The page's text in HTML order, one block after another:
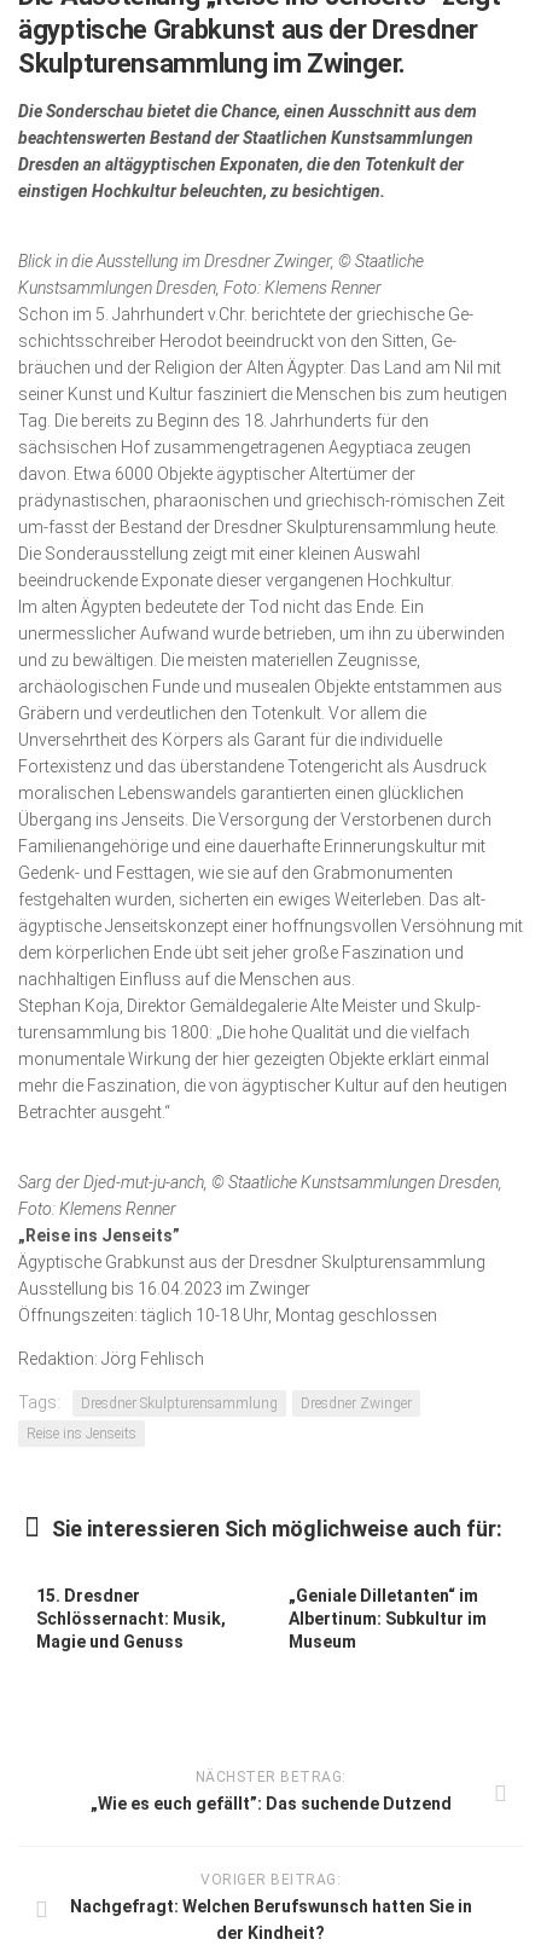
Kunst & Kultur
Lifestyle
Ausflug & Reise
Podcast
SACHSEN IN PARIS
ägyptische Grabkunst aus der Dresdner
Skulpturensammlung im Zwinger.
Die Sonder­schau bietet die Chance, einen Ausschnitt aus dem
beachtenswerten Bestand der Staatlichen Kunst­samm­lungen
Dresden an altägyptischen Exponaten, die den Totenkult der
einstigen Hoch­kultur beleuchten, zu besichtigen.
Blick in die Ausstellung im Dresdner Zwinger, © Staatliche
Kunstsammlungen Dresden, Foto: Klemens Renner
Schon im 5. Jahrhundert v.Chr. berichtete der griechische Ge­
schichtsschreiber Herodot beeindruckt von den Sitten, Ge­
bräuchen und der Religion der Alten Ägypter. Das Land am Nil mit
seiner Kunst und Kultur fasziniert die Menschen bis zum heutigen
Tag. Die bereits zu Beginn des 18. Jahrhunderts für den
sächsischen Hof zusammengetragenen Aegyptiaca zeugen
davon. Etwa 6000 Objekte ägyptischer Altertümer der
prädynastischen, pharaonischen und griechisch-römischen Zeit
um-fasst der Bestand der Dresdner Skulpturensammlung heute.
Die Sonderausstellung zeigt mit einer kleinen Auswahl
beeindruckende Exponate dieser vergangenen Hochkultur.
Im alten Ägypten bedeutete der Tod nicht das Ende. Ein
unermesslicher Aufwand wurde betrieben, um ihn zu überwinden
und zu bewältigen. Die meisten materiellen Zeugnisse,
archäologischen Funde und musealen Objekte entstammen aus
Gräbern und verdeutlichen den Totenkult. Vor allem die
Unversehrtheit des Körpers als Garant für die individuelle
Fortexistenz und das überstandene Totengericht als Ausdruck
moralischen Lebenswandels garantierten einen glücklichen
Übergang ins Jenseits. Die Versorgung der Verstorbenen durch
Familienangehörige und eine dauerhafte Erinnerungskultur mit
Gedenk- und Festtagen, wie sie auf den Grabmonumenten
festgehalten wurden, sicherten ein ewiges Weiterleben. Das alt­
ägyptische Jenseitskonzept einer hoffnungsvollen Versöh­nung mit
dem körperlichen Ende übt seit jeher große Faszi­nation und
nachhaltigen Einfluss auf die Menschen aus.
Stephan Koja, Direktor Gemäldegalerie Alte Meister und Skul­p­
turensammlung bis 1800: „Die hohe Qualität und die vielfach
monumentale Wirkung der hier gezeigten Objekte erklärt einmal
mehr die Faszination, die von ägyptischer Kultur auf den heutigen
Betrachter ausgeht.“
Sarg der Djed-mut-ju-anch, © Staatliche Kunstsammlungen Dresden,
Foto: Klemens Renner
„Reise ins Jenseits”
Ägyptische Grabkunst aus der Dresdner Skulpturensammlung
Ausstellung bis 16.04.2023 im Zwinger
Öffnungszeiten: täglich 10-18 Uhr, Montag geschlossen
Redaktion: Jörg Fehlisch
Tags: Dresdner Skulpturensammlung
Dresdner Zwinger
Reise ins Jenseits
Sie interessieren Sich möglichweise auch für:
15. Dresdner
Schlössernacht: Musik,
Magie und Genuss
„Geniale Dilletanten“ im
Albertinum: Subkultur im
Museum
NÄCHSTER BETRAG:
„Wie es euch gefällt”: Das suchende Dutzend
VORIGER BEITRAG:
Nachgefragt: Welchen Berufswunsch hatten Sie in
der Kindheit?